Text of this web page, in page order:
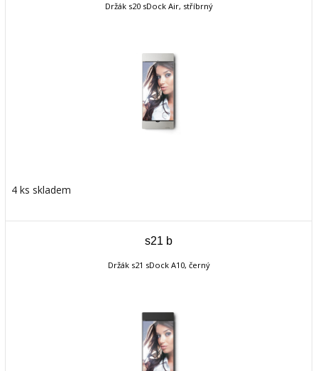
Držák s20 sDock Air, stříbrný
4 ks skladem
s21 b
Držák s21 sDock A10, černý